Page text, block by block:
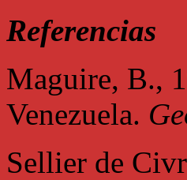
Referencias
Maguire, B.,
Venezuela.
Sellier de